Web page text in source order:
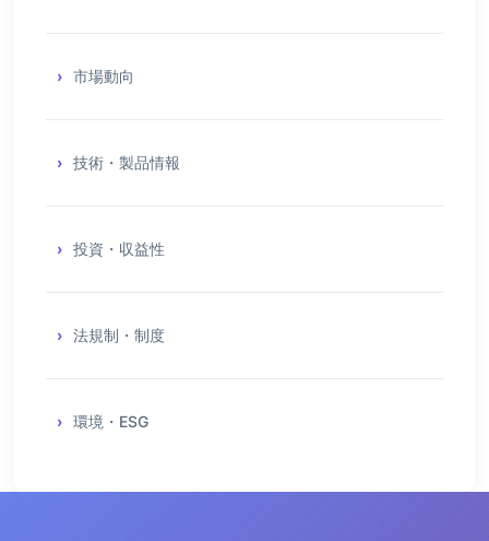
市場動向
技術・製品情報
投資・収益性
法規制・制度
環境・ESG